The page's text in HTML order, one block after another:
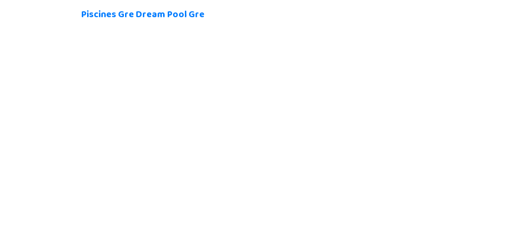
Piscines Gre Dream Pool Gre